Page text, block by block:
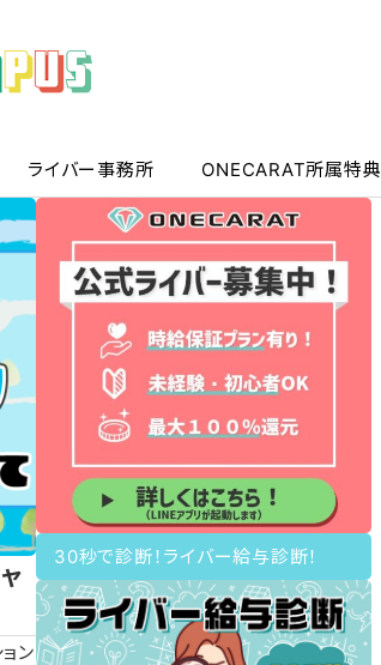
ライバー事務所 ONECARAT所属特典
ン
30秒で診断！ライバー給与診断！